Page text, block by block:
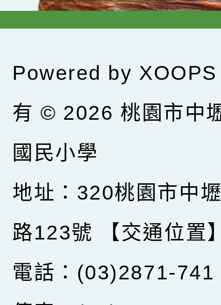
Powered by XOOPS
有 © 2026 桃園市中
國民小學
地址：320桃園市中
路123號
【交通位置
電話：(03)2871-741